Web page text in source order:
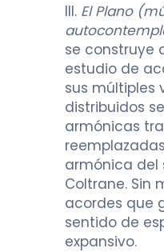
III. El Plano
se construye
estudio de
sus múltiples
distribuidos
armónicas
armónica del
Coltrane. Sin
acordes que
sentido de
expansivo.